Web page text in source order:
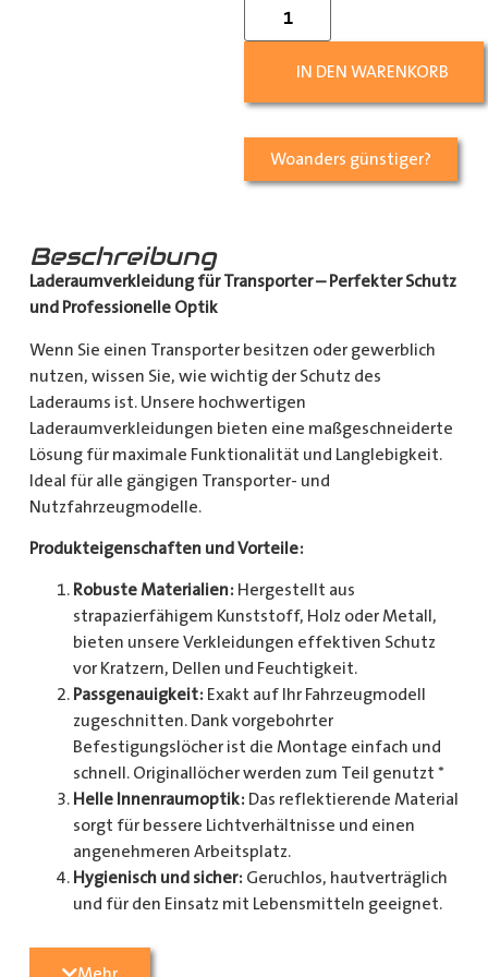
IN DEN WARENKORB
Woanders günstiger?
Beschreibung
Laderaumverkleidung für Transporter – Perfekter Schutz
und Professionelle Optik
Wenn Sie einen Transporter besitzen oder gewerblich
nutzen, wissen Sie, wie wichtig der Schutz des
Laderaums ist. Unsere hochwertigen
Laderaumverkleidungen bieten eine maßgeschneiderte
Lösung für maximale Funktionalität und Langlebigkeit.
Ideal für alle gängigen Transporter- und
Nutzfahrzeugmodelle.
Produkteigenschaften und Vorteile:
Robuste Materialien: Hergestellt aus
strapazierfähigem Kunststoff, Holz oder Metall,
bieten unsere Verkleidungen effektiven Schutz
vor Kratzern, Dellen und Feuchtigkeit.
Passgenauigkeit: Exakt auf Ihr Fahrzeugmodell
zugeschnitten. Dank vorgebohrter
Befestigungslöcher ist die Montage einfach und
schnell. Originallöcher werden zum Teil genutzt *
Helle Innenraumoptik: Das reflektierende Material
sorgt für bessere Lichtverhältnisse und einen
angenehmeren Arbeitsplatz.
Hygienisch und sicher: Geruchlos, hautverträglich
und für den Einsatz mit Lebensmitteln geeignet.
Radkastenschutz, großflächigen Seitenteilen und